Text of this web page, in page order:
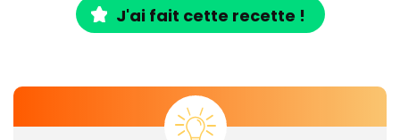
J'ai fait cette recette !